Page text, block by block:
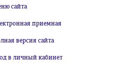
сайта
приемная
версия сайта
в личный кабинет